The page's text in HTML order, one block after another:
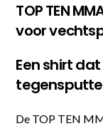
TOP TEN
voor
Een shirt
De TOP TEN